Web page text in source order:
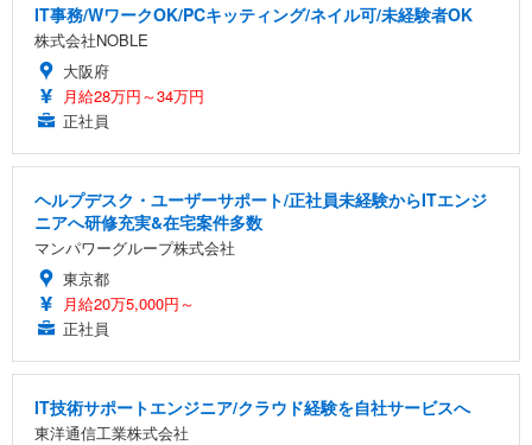
IT事務/WワークOK/PCキッティング/ネイル可/未経験者OK
株式会社NOBLE
大阪府
月給28万円～34万円
正社員
ヘルプデスク・ユーザーサポート/正社員未経験からITエンジ
ニアへ研修充実&在宅案件多数
マンパワーグループ株式会社
東京都
月給20万5,000円～
正社員
IT技術サポートエンジニア/クラウド経験を自社サービスへ
東洋通信工業株式会社